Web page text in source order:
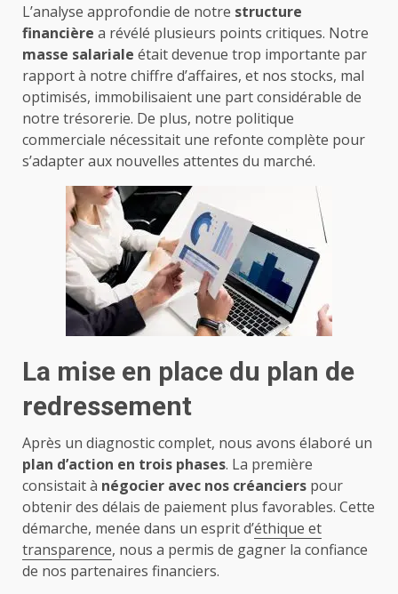
L’analyse approfondie de notre structure
financière a révélé plusieurs points critiques. Notre
masse salariale était devenue trop importante par
rapport à notre chiffre d’affaires, et nos stocks, mal
optimisés, immobilisaient une part considérable de
notre trésorerie. De plus, notre politique
commerciale nécessitait une refonte complète pour
s’adapter aux nouvelles attentes du marché.
La mise en place du plan de
redressement
Après un diagnostic complet, nous avons élaboré un
plan d’action en trois phases. La première
consistait à négocier avec nos créanciers pour
obtenir des délais de paiement plus favorables. Cette
démarche, menée dans un esprit d’éthique et
transparence, nous a permis de gagner la confiance
de nos partenaires financiers.